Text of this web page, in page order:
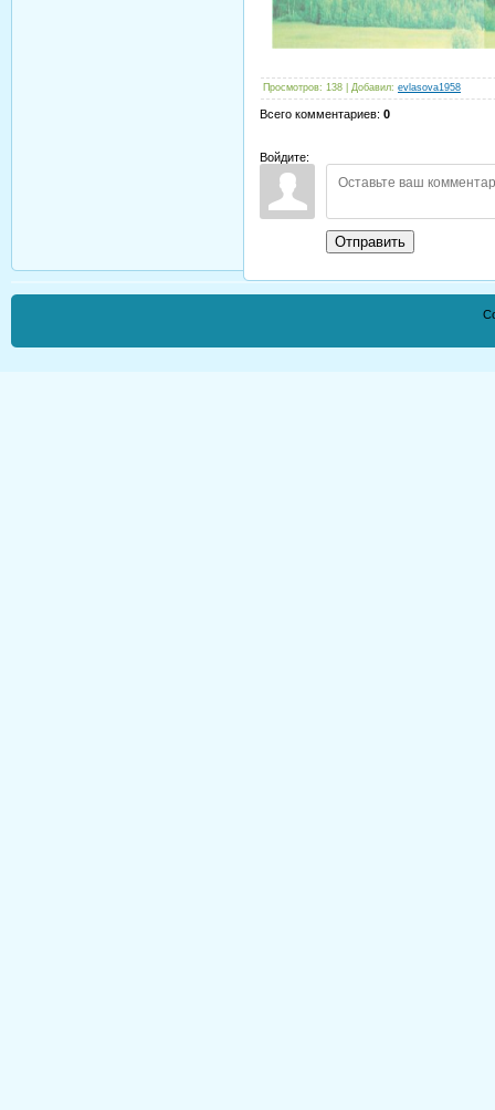
Просмотров: 138 Добавил: evlasova1958
Всего комментариев: 0
Войдите:
Отправить